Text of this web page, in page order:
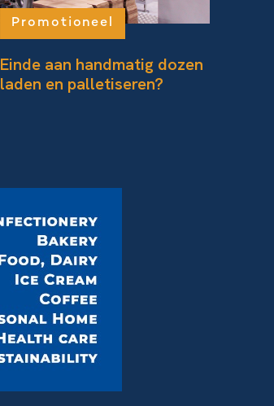
Promotioneel
Einde aan handmatig dozen
laden en palletiseren?